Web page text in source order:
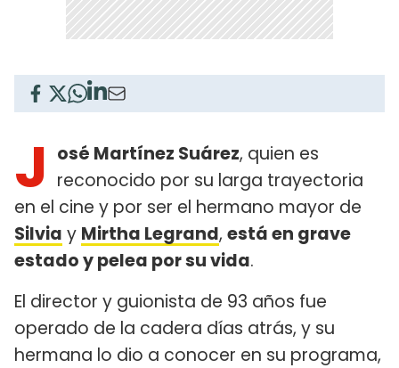
J osé Martínez Suárez, quien es
reconocido por su larga trayectoria
en el cine y por ser el hermano mayor de
Silvia y Mirtha Legrand, está en grave
estado y pelea por su vida.
El director y guionista de 93 años fue
operado de la cadera días atrás, y su
hermana lo dio a conocer en su programa,